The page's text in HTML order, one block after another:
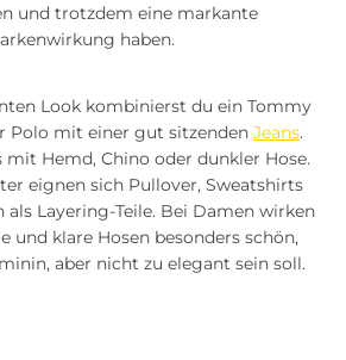
und trotzdem eine markante
haben.
Look kombinierst du ein Tommy
Polo mit einer gut sitzenden Jeans.
Hemd, Chino oder dunkler Hose.
eignen sich Pullover, Sweatshirts
als Layering-Teile. Bei Damen wirken
und klare Hosen besonders schön,
aber nicht zu elegant sein soll.